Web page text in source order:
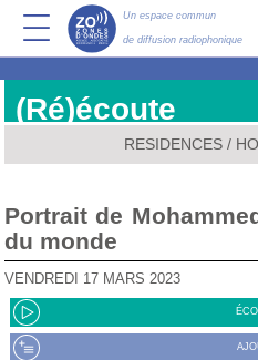
Un espace commun
de diffusion radiophonique
(Ré)écoute
RESIDENCES /
Portrait de Mohammed et Salah à la coupe
du monde
VENDREDI 17 MARS 2023